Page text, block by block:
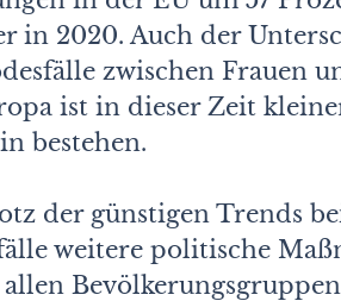
in 2020. Auch der
zwischen Frauen
ist in dieser Zeit
bestehen.
der günstigen Trends
weitere politische